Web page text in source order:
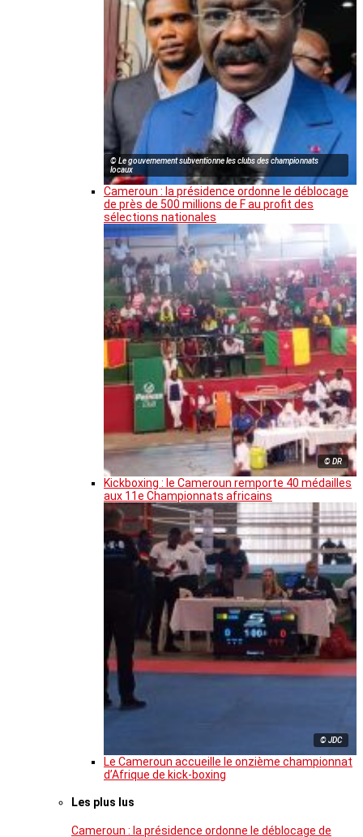
© Le gouvernement subventionne les clubs des championnats
locaux
Cameroun : la présidence ordonne le déblocage
de près de 500 millions de F au profit des
sélections nationales
© DR
Kickboxing : le Cameroun remporte 40 médailles
aux 11e Championnats africains
© JDC
Le Cameroun accueille le onzième championnat
d’Afrique de kick-boxing
Les plus lus
Cameroun : la présidence ordonne le déblocage de